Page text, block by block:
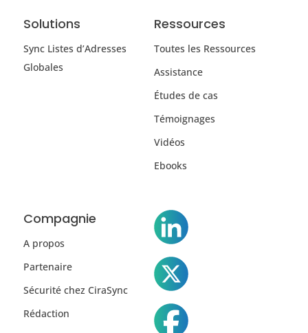
Solutions
Sync Listes d’Adresses
Globales
Ressources
Toutes les Ressources
Assistance
Études de cas
Témoignages
Vidéos
Ebooks
Compagnie
A propos
Partenaire
Sécurité chez CiraSync
Rédaction